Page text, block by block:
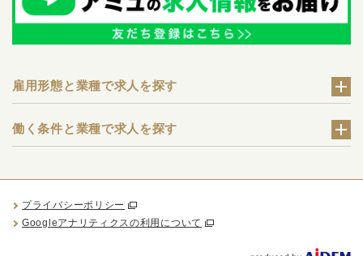
雇用形態と業種で求人を探す
働く条件と業種で求人を探す
プライバシーポリシー
Googleアナリティクスの利用について